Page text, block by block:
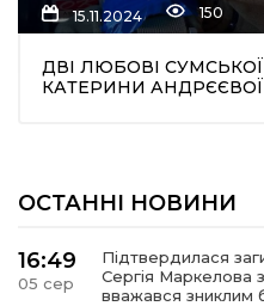
15.11.2024 150
ДВІ ЛЮБОВІ
КАТЕРИНИ АНДРЄЄВОЇ
ОСТАННІ НОВИНИ
16:49
05 сер
Підтвердилася
Сергія Маркелова
вважався зниклим